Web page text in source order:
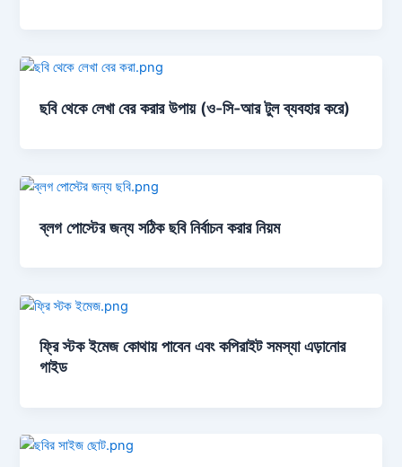
ছবি থেকে লেখা বের করার উপায় (ও-সি-আর টুল ব্যবহার করে)
ব্লগ পোস্টের জন্য সঠিক ছবি নির্বাচন করার নিয়ম
ফ্রি স্টক ইমেজ কোথায় পাবেন এবং কপিরাইট সমস্যা এড়ানোর
গাইড